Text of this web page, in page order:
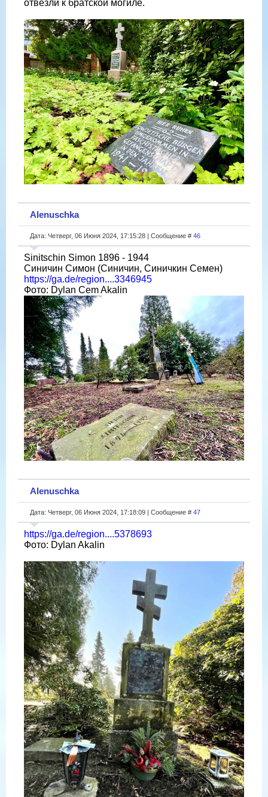
отвезли к братской могиле.
Alenuschka
Дата: Четверг, 06 Июня 2024, 17:15:28 | Сообщение # 46
Sinitschin Simon 1896 - 1944
Синичин Симон (Синичин, Синичкин Семен)
https://ga.de/region....3346945
Фото: Dylan Cem Akalin
Alenuschka
Дата: Четверг, 06 Июня 2024, 17:18:09 | Сообщение # 47
https://ga.de/region....5378693
Фото: Dylan Akalin